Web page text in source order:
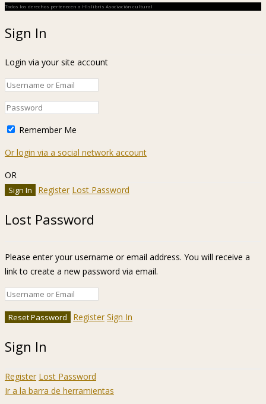
Todos los derechos pertenecen a Hislibris Asociación cultural
Sign In
Login via your site account
Remember Me
Or login via a social network account
OR
Register Lost Password
Lost Password
Please enter your username or email address. You will receive a
link to create a new password via email.
Register Sign In
Sign In
Register Lost Password
Ir a la barra de herramientas